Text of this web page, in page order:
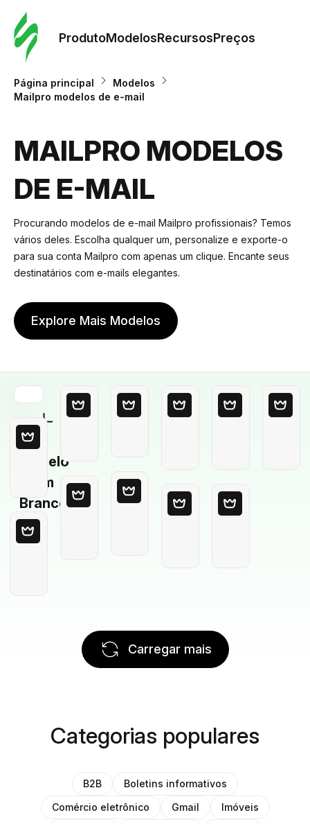
ProdutoModelosRecursosPreços
Página principal
Modelos
Mailpro modelos de e-mail
MAILPRO MODELOS
DE E-MAIL
Procurando modelos de e-mail Mailpro profissionais? Temos
vários deles. Escolha qualquer um, personalize e exporte-o
para sua conta Mailpro com apenas um clique. Encante seus
destinatários com e-mails elegantes.
Explore Mais Modelos
Modelo
em
Branco
Carregar mais
Categorias populares
B2B
Boletins informativos
Comércio eletrônico
Gmail
Imóveis